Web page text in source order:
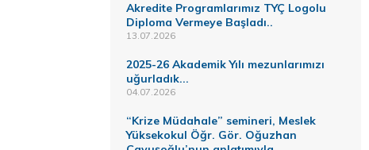
Akredite Programlarımız TYÇ Logolu
Diploma Vermeye Başladı..
13.07.2026
2025-26 Akademik Yılı mezunlarımızı
uğurladık...
04.07.2026
“Krize Müdahale” semineri, Meslek
Yüksekokul Öğr. Gör. Oğuzhan